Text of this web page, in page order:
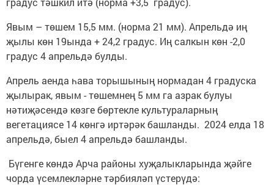
Явым – төшем 15,5 мм. (норма 21 мм). Апрельдә иң
җылы көн 19ында + 24,2 градус. Иң салкын көн -2,0
градус 4 апрельдә булды.
Апрель аенда һава торышының нормадан 4 градуска
җылырак, явым - төшемнең 5 мм га азрак булуы
нәтиҗәсендә көзге бөртекле культураларның
вегетациясе 14 көнгә иртәрәк башланды. 2024 елда 18
апрельдә, быел 4 апрельдә башланды.
Бүгенге көндә Арча районы хуҗалыкларында җәйге
чорда үсемлекләрне тәрбияләп үстерүдә: